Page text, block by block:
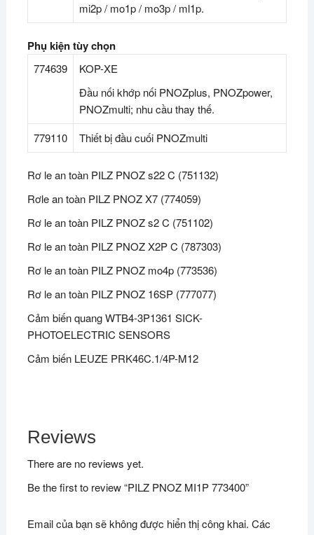
mi2p / mo1p / mo3p / ml1p.
Phụ kiện tùy chọn
774639
KOP-XE
Đầu nối khớp nối PNOZplus, PNOZpower,
PNOZmulti; nhu cầu thay thế.
779110
Thiết bị đầu cuối PNOZmulti
Rơ le an toàn PILZ PNOZ s22 C (751132)
Rơle an toàn PILZ PNOZ X7 (774059)
Rơ le an toàn PILZ PNOZ s2 C (751102)
Rơ le an toàn PILZ PNOZ X2P C (787303)
Rơ le an toàn PILZ PNOZ mo4p (773536)
Rơ le an toàn PILZ PNOZ 16SP (777077)
Cảm biến quang WTB4-3P1361 SICK-
PHOTOELECTRIC SENSORS
Cảm biến LEUZE PRK46C.1/4P-M12
Reviews
There are no reviews yet.
Be the first to review “PILZ PNOZ MI1P 773400”
Email của bạn sẽ không được hiển thị công khai. Các